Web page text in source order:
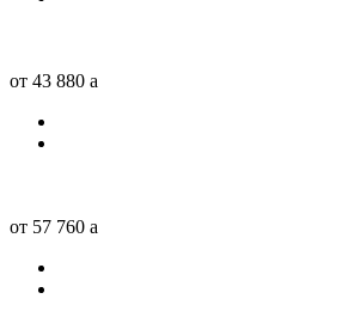
от 43 880 a
от 57 760 a